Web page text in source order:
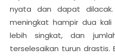
nyata dan dapat
meningkat hampir dua
lebih singkat, dan
terselesaikan turun